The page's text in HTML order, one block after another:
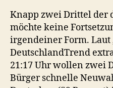
Knapp zwei Drittel der
möchte keine
irgendeiner Form. Laut
DeutschlandTrend
21:17 Uhr wollen zwei
Bürger schnelle